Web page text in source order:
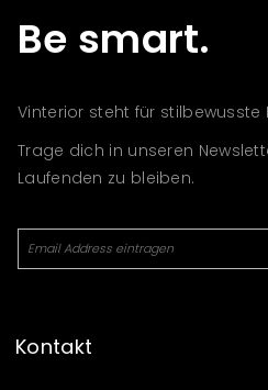
Be smart.
Vinterior steht für stilbewusste
Trage dich in unseren
Laufenden zu bleiben.
Kontakt